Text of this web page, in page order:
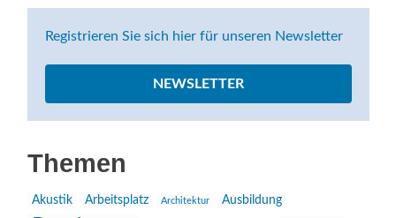
Registrieren Sie sich hier für unseren Newsletter
NEWSLETTER
Themen
Akustik Arbeitsplatz Architektur Ausbildung